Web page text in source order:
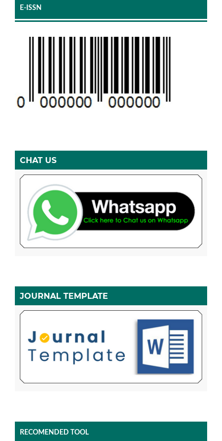
E-ISSN
CHAT US
JOURNAL TEMPLATE
RECOMENDED TOOL